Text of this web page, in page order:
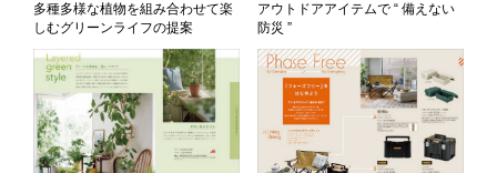
多種多様な植物を組み合わせて楽
しむグリーンライフの提案
アウトドアアイテムで “ 備えない
防災 ”